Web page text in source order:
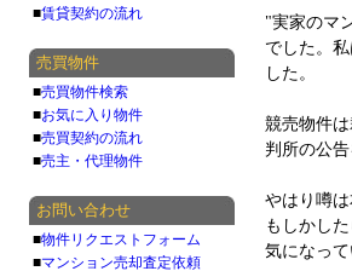
"実家のマ
でした。
した。
競売物件
判所の公
やはり噂は
もしかし
気になって
■賃貸契約の流れ
売買物件
■売買物件検索
■お気に入り物件
■売買契約の流れ
■売主・代理物件
お問い合わせ
■物件リクエストフォーム
■マンション売却査定依頼